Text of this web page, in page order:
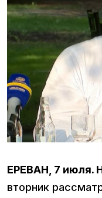
ЕРЕВАН, 7 июля.
вторник